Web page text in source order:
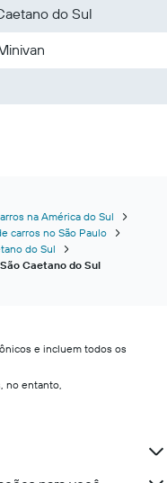
do Sul
na América do Sul
carros no São Paulo
do Sul
Caetano do Sul
e incluem todos os
no entanto,